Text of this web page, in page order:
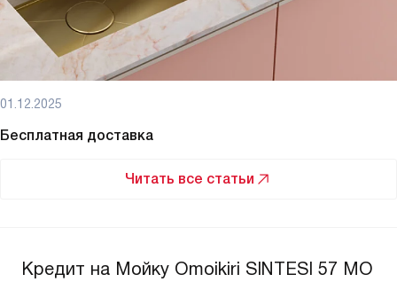
01.12.2025
Бесплатная доставка
Читать все статьи
Кредит на Мойку Omoikiri SINTESI 57 MO